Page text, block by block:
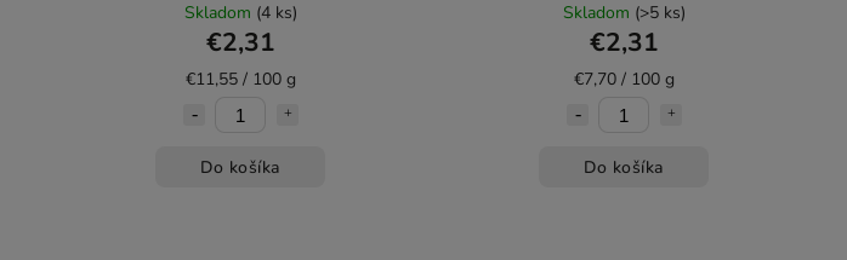
Skladom (4 ks)
€2,31
€11,55 / 100 g
Do košíka
Skladom (>5 ks)
€2,31
€7,70 / 100 g
Do košíka